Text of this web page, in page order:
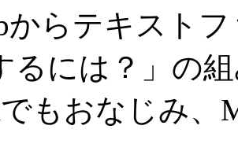
からテキスト
るには？」の
もおなじみ、